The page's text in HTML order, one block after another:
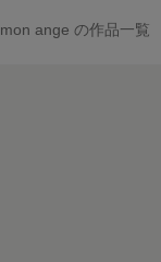
mon ange の作品一覧